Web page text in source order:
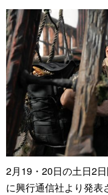
2月19・20日の土日2
に興行通信社より発